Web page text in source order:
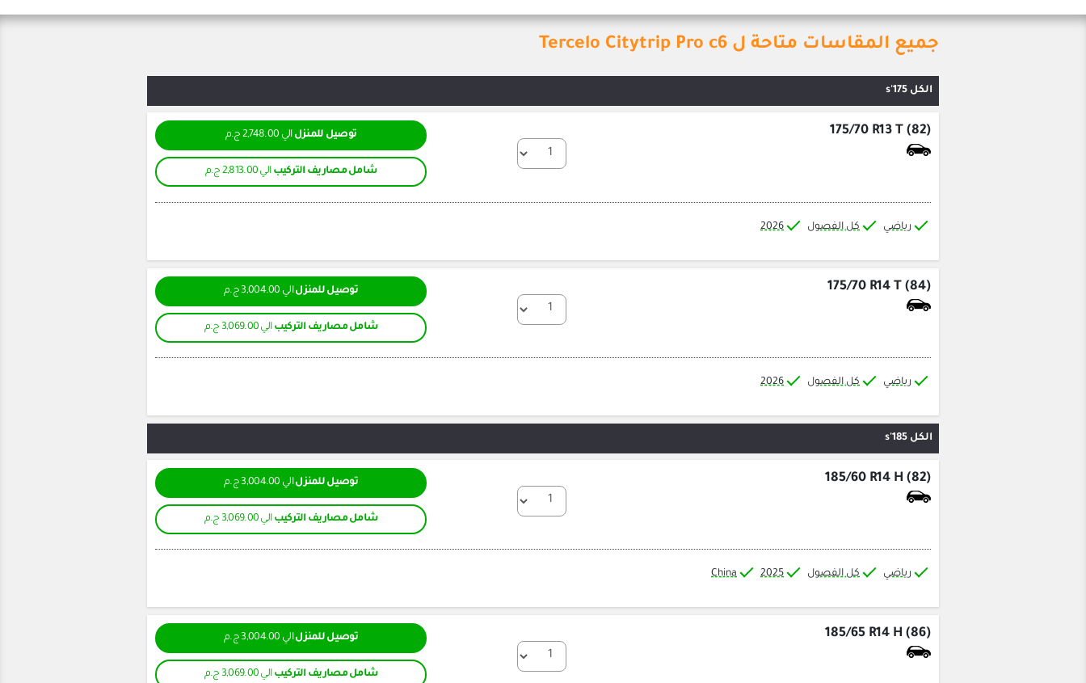
جميع المقاسات متاحة ل Tercelo Citytrip Pro c6
الكل 175's
175/70 R13 T (82) توصيل للمنزلالي 2,748.00 ج.م
شامل مصاريف التركيبالي 2,813.00 ج.م
رياضي كل الفصول 2026
175/70 R14 T (84) توصيل للمنزلالي 3,004.00 ج.م
شامل مصاريف التركيبالي 3,069.00 ج.م
رياضي كل الفصول 2026
الكل 185's
185/60 R14 H (82) توصيل للمنزلالي 3,004.00 ج.م
شامل مصاريف التركيبالي 3,069.00 ج.م
رياضي كل الفصول 2025
China
185/65 R14 H (86) توصيل للمنزلالي 3,004.00 ج.م
شامل مصاريف التركيبالي 3,069.00 ج.م